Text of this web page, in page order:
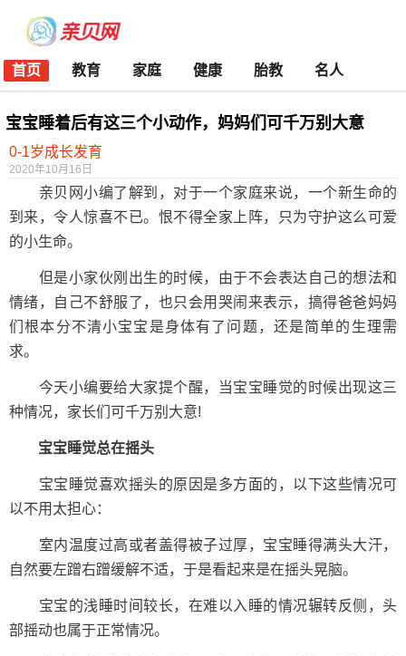
首页 教育 家庭 健康 胎教 名人
宝宝睡着后有这三个小动作，妈妈们可千万别大意
0-1岁成长发育
2020年10月16日
亲贝网小编了解到，对于一个家庭来说，一个新生命的
到来，令人惊喜不已。恨不得全家上阵，只为守护这么可爱
的小生命。
但是小家伙刚出生的时候，由于不会表达自己的想法和
情绪，自己不舒服了，也只会用哭闹来表示，搞得爸爸妈妈
们根本分不清小宝宝是身体有了问题，还是简单的生理需
求。
今天小编要给大家提个醒，当宝宝睡觉的时候出现这三
种情况，家长们可千万别大意!
宝宝睡觉总在摇头
宝宝睡觉喜欢摇头的原因是多方面的，以下这些情况可
以不用太担心：
室内温度过高或者盖得被子过厚，宝宝睡得满头大汗，
自然要左蹭右蹭缓解不适，于是看起来是在摇头晃脑。
宝宝的浅睡时间较长，在难以入睡的情况辗转反侧，头
部摇动也属于正常情况。